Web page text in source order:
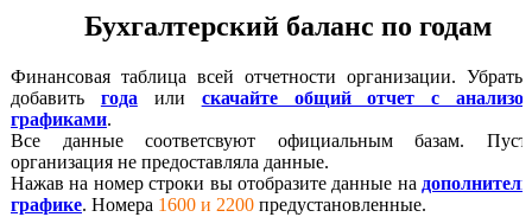
Бухгалтерский баланс по годам
Финансовая таблица всей отчетности организации.
добавить года или скачайте общий отчет с
графиками.
Все данные соответсвуют официальным базам.
организация не предоставляла данные.
Нажав на номер строки вы отобразите данные на
графике. Номера 1600 и 2200 предустановленные.